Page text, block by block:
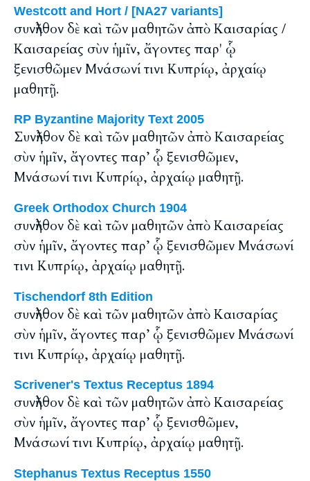
Westcott and Hort / [NA27 variants]
συνῆλθον δὲ καὶ τῶν μαθητῶν ἀπὸ Καισαρίας /
Καισαρείας σὺν ἡμῖν, ἄγοντες παρ' ᾧ
ξενισθῶμεν Μνάσωνί τινι Κυπρίῳ, ἀρχαίῳ
μαθητῇ.
RP Byzantine Majority Text 2005
Συνῆλθον δὲ καὶ τῶν μαθητῶν ἀπὸ Καισαρείας
σὺν ἡμῖν, ἄγοντες παρ’ ᾧ ξενισθῶμεν,
Μνάσωνί τινι Κυπρίῳ, ἀρχαίῳ μαθητῇ.
Greek Orthodox Church 1904
συνῆλθον δὲ καὶ τῶν μαθητῶν ἀπὸ Καισαρείας
σὺν ἡμῖν, ἄγοντες παρ’ ᾧ ξενισθῶμεν Μνάσωνί
τινι Κυπρίῳ, ἀρχαίῳ μαθητῇ.
Tischendorf 8th Edition
συνῆλθον δὲ καὶ τῶν μαθητῶν ἀπὸ Καισαρίας
σὺν ἡμῖν, ἄγοντες παρ’ ᾧ ξενισθῶμεν Μνάσωνί
τινι Κυπρίῳ, ἀρχαίῳ μαθητῇ.
Scrivener's Textus Receptus 1894
συνῆλθον δὲ καὶ τῶν μαθητῶν ἀπὸ Καισαρείας
σὺν ἡμῖν, ἄγοντες παρ’ ᾧ ξενισθῶμεν,
Μνάσωνί τινι Κυπρίῳ, ἀρχαίῳ μαθητῇ.
Stephanus Textus Receptus 1550